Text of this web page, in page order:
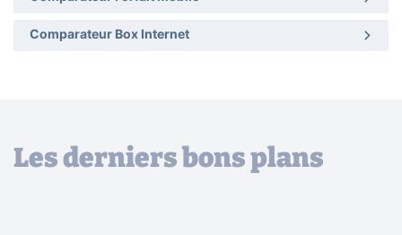
Comparateur Box Internet
Les derniers bons plans